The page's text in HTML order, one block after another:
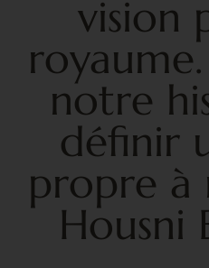
vision
notre
définir
propre à
Housni